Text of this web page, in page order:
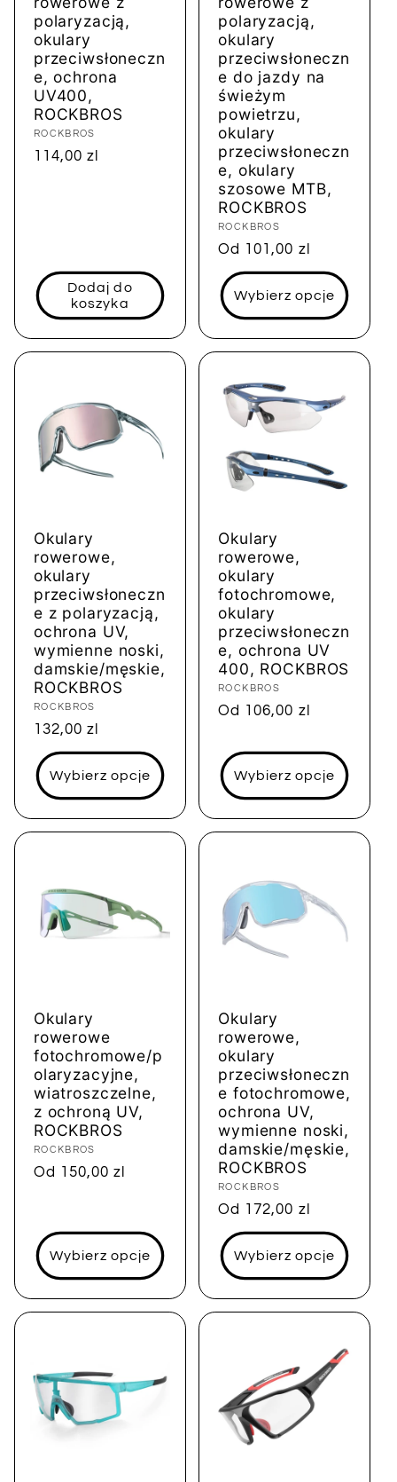
polaryzacją,
okulary
przeciwsłoneczn
e, ochrona
UV400,
ROCKBROS
Dostawca:
ROCKBROS
Cena
114,00 zl
Dodaj do
koszyka
polaryzacją,
okulary
przeciwsłoneczn
e do jazdy na
świeżym
powietrzu,
okulary
przeciwsłoneczn
e, okulary
szosowe MTB,
ROCKBROS
Dostawca:
ROCKBROS
Cena
regularna
Od 101,00 zl
Wybierz opcje
Okulary
rowerowe,
okulary
przeciwsłoneczn
e z polaryzacją,
ochrona UV,
wymienne noski,
damskie/męskie,
ROCKBROS
Dostawca:
ROCKBROS
Cena
regularna
132,00 zl
Wybierz opcje
Okulary
rowerowe,
okulary
fotochromowe,
okulary
przeciwsłoneczn
e, ochrona UV
400, ROCKBROS
Dostawca:
ROCKBROS
Cena
Od 106,00 zl
Wybierz opcje
Okulary
rowerowe
fotochromowe/p
olaryzacyjne,
wiatroszczelne,
z ochroną UV,
ROCKBROS
Dostawca:
ROCKBROS
Cena
Od 150,00 zl
Wybierz opcje
Okulary
rowerowe,
okulary
przeciwsłoneczn
e fotochromowe,
ochrona UV,
wymienne noski,
damskie/męskie,
ROCKBROS
Dostawca:
ROCKBROS
Cena
regularna
Od 172,00 zl
Wybierz opcje